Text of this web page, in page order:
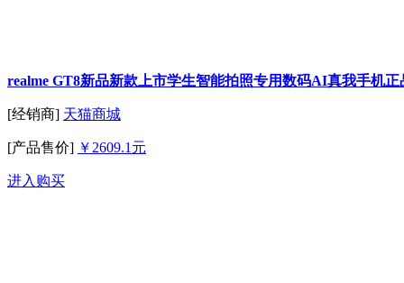
realme GT8新品新款上市学生智能拍照专用数码AI真我手机正
[经销商] 天猫商城
[产品售价] ￥2609.1元
进入购买